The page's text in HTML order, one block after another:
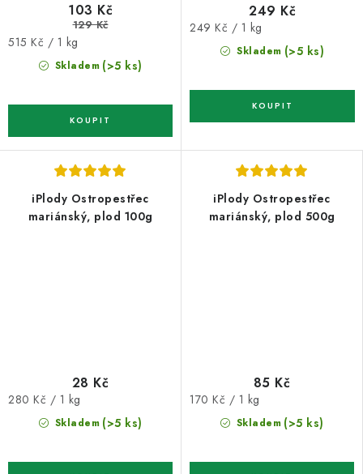
Skladem (>5 ks)
103 Kč
129 Kč
Měrná
515 Kč / 1 kg
Skladem (>5 ks)
249 Kč
Měrná
249 Kč / 1 kg
iPlody Ostropestřec
mariánský, plod 100g
Skladem (>5 ks)
28 Kč
Měrná
280 Kč / 1 kg
iPlody Ostropestřec
mariánský, plod 500g
Skladem (>5 ks)
85 Kč
Měrná
170 Kč / 1 kg